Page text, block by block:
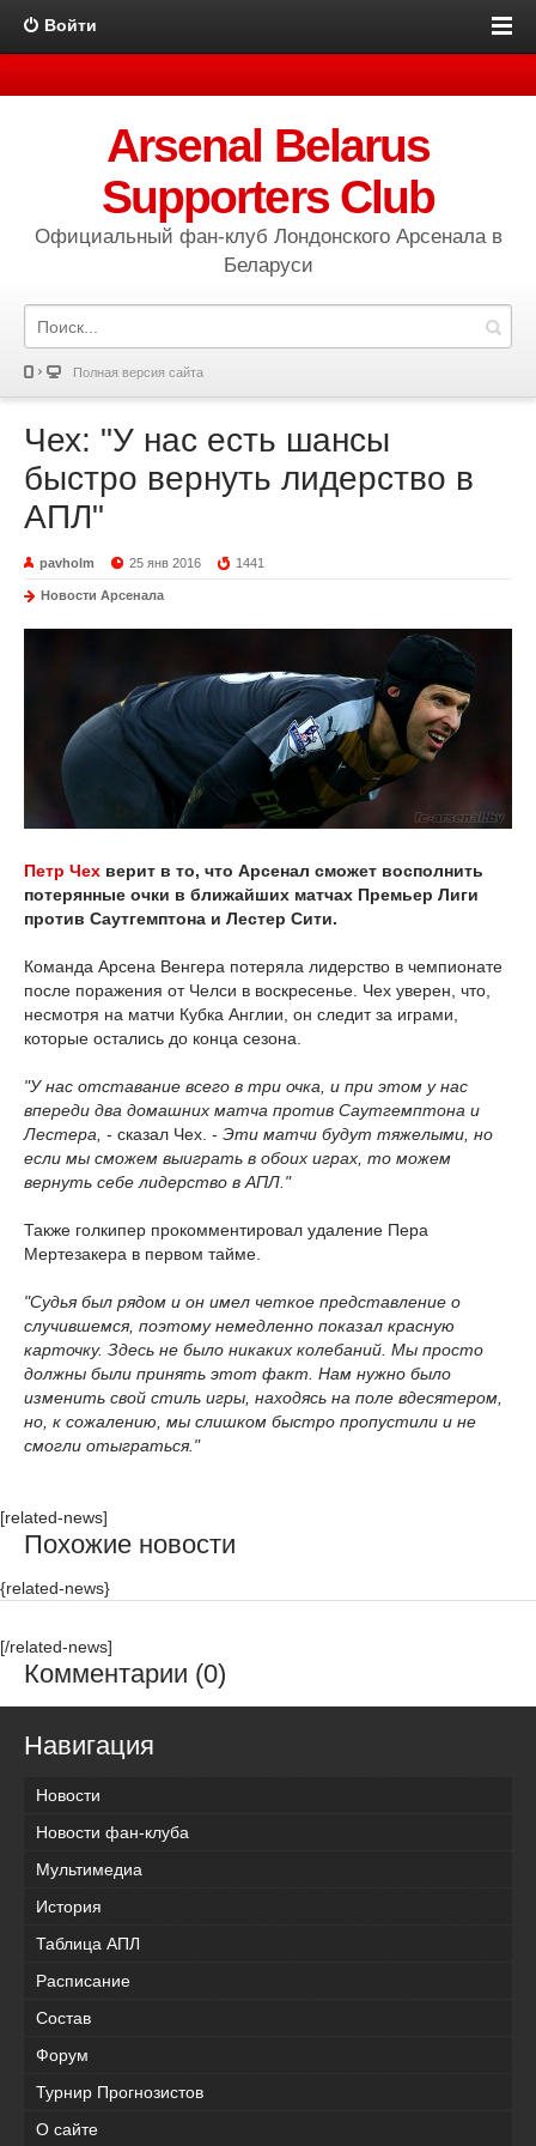
Войти
Arsenal Belarus
Supporters Club
Официальный фан-клуб Лондонского Арсенала в
Беларуси
Полная версия сайта
Чех: "У нас есть шансы
быстро вернуть лидерство в
АПЛ"
pavholm 25 янв 2016 1441
Новости Арсенала
Петр Чех верит в то, что Арсенал сможет восполнить
потерянные очки в ближайших матчах Премьер Лиги
против Саутгемптона и Лестер Сити.
Команда Арсена Венгера потеряла лидерство в чемпионате
после поражения от Челси в воскресенье. Чех уверен, что,
несмотря на матчи Кубка Англии, он следит за играми,
которые остались до конца сезона.
"У нас отставание всего в три очка, и при этом у нас
впереди два домашних матча против Саутгемптона и
Лестера, - сказал Чех. - Эти матчи будут тяжелыми, но
если мы сможем выиграть в обоих играх, то можем
вернуть себе лидерство в АПЛ."
Также голкипер прокомментировал удаление Пера
Мертезакера в первом тайме.
"Судья был рядом и он имел четкое представление о
случившемся, поэтому немедленно показал красную
карточку. Здесь не было никаких колебаний. Мы просто
должны были принять этот факт. Нам нужно было
изменить свой стиль игры, находясь на поле вдесятером,
но, к сожалению, мы слишком быстро пропустили и не
смогли отыграться."
[related-news]
Похожие новости
{related-news}
[/related-news]
Комментарии (0)
Навигация
Новости
Новости фан-клуба
Мультимедиа
История
Таблица АПЛ
Расписание
Состав
Форум
Турнир Прогнозистов
О сайте